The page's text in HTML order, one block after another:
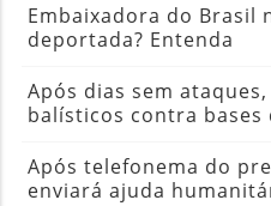
Embaixadora do Brasil
deportada? Entenda
Após dias sem
balísticos contra bases
Após telefonema do
enviará ajuda